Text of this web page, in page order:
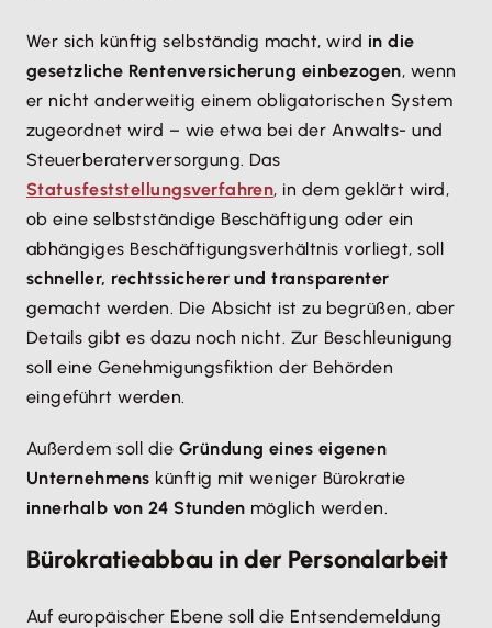
Wer sich künftig selbständig macht, wird in die
gesetzliche Rentenversicherung einbezogen, wenn
er nicht anderweitig einem obligatorischen System
zugeordnet wird – wie etwa bei der Anwalts- und
Steuerberaterversorgung. Das
Statusfeststellungsverfahren, in dem geklärt wird,
ob eine selbstständige Beschäftigung oder ein
abhängiges Beschäftigungsverhältnis vorliegt, soll
schneller, rechtssicherer und transparenter
gemacht werden. Die Absicht ist zu begrüßen, aber
Details gibt es dazu noch nicht. Zur Beschleunigung
soll eine Genehmigungsfiktion der Behörden
eingeführt werden.
Außerdem soll die Gründung eines eigenen
Unternehmens künftig mit weniger Bürokratie
innerhalb von 24 Stunden möglich werden.
Bürokratieabbau in der Personalarbeit
Auf europäischer Ebene soll die Entsendemeldung